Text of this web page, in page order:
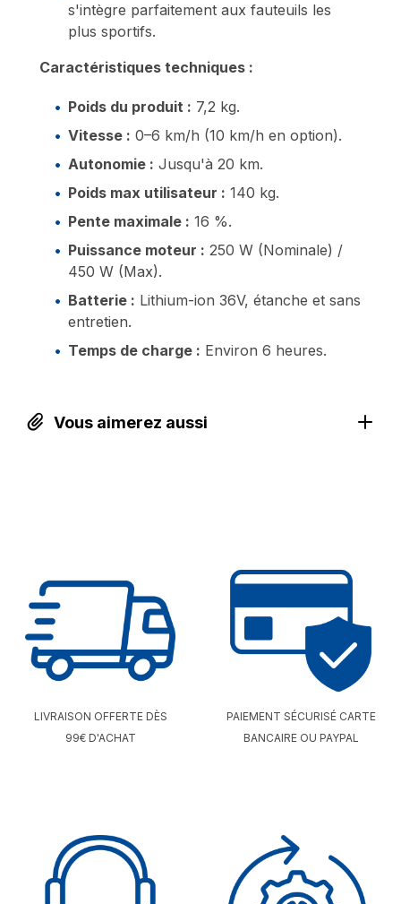
s'intègre parfaitement aux fauteuils les
plus sportifs.
Caractéristiques techniques :
Poids du produit : 7,2 kg.
Vitesse : 0–6 km/h (10 km/h en option).
Autonomie : Jusqu'à 20 km.
Poids max utilisateur : 140 kg.
Pente maximale : 16 %.
Puissance moteur : 250 W (Nominale) /
450 W (Max).
Batterie : Lithium-ion 36V, étanche et sans
entretien.
Temps de charge : Environ 6 heures.
Vous aimerez aussi
LIVRAISON OFFERTE DÈS
99€ D'ACHAT
PAIEMENT SÉCURISÉ CARTE
BANCAIRE OU PAYPAL